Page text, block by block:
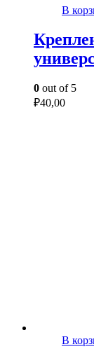
В
0 out of 5
₽40,00
В